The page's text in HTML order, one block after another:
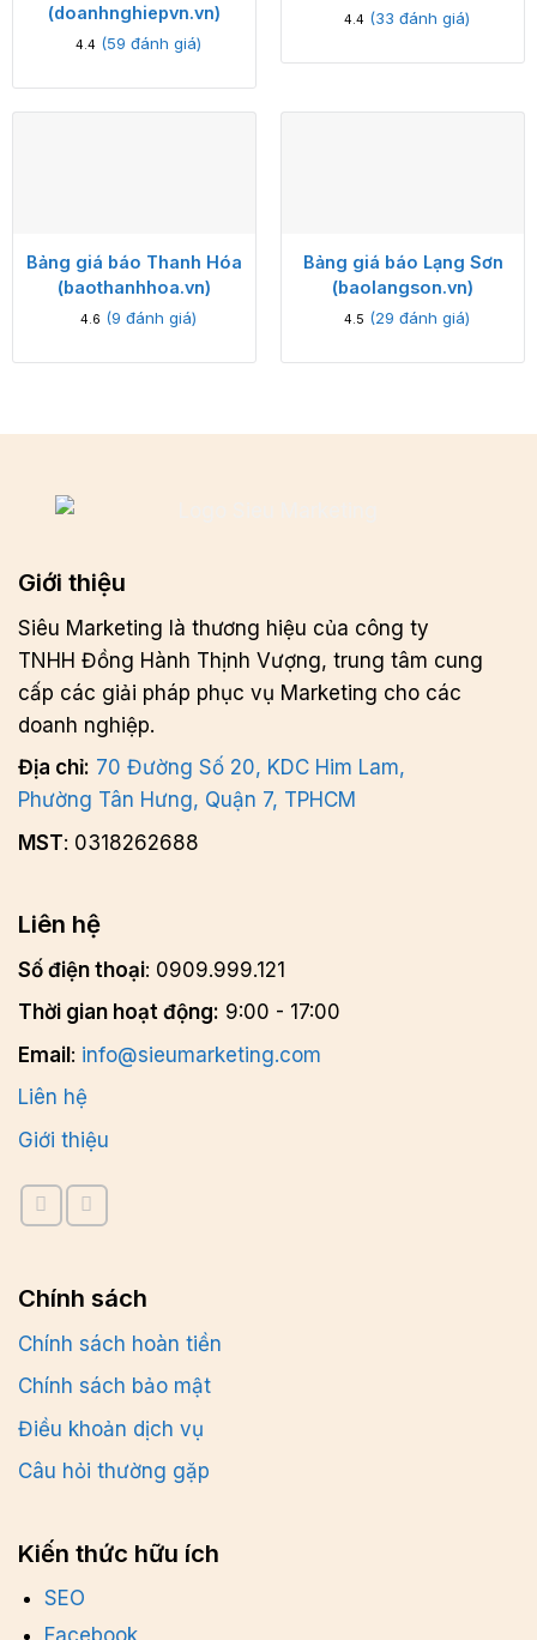
(doanhnghiepvn.vn)
4.4 (59 đánh giá)
4.4 (33 đánh giá)
Bảng giá báo Thanh Hóa
(baothanhhoa.vn)
4.6 (9 đánh giá)
Bảng giá báo Lạng Sơn
(baolangson.vn)
4.5 (29 đánh giá)
Giới thiệu
Siêu Marketing là thương hiệu của công ty
TNHH Đồng Hành Thịnh Vượng, trung tâm cung
cấp các giải pháp phục vụ Marketing cho các
doanh nghiệp.
Địa chỉ: 70 Đường Số 20, KDC Him Lam,
Phường Tân Hưng, Quận 7, TPHCM
MST: 0318262688
Liên hệ
Số điện thoại: 0909.999.121
Thời gian hoạt động: 9:00 - 17:00
Email: info@sieumarketing.com
Liên hệ
Giới thiệu
Chính sách
Chính sách hoàn tiền
Chính sách bảo mật
Điều khoản dịch vụ
Câu hỏi thường gặp
Kiến thức hữu ích
SEO
Facebook